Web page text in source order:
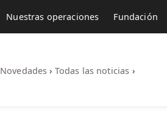
Nuestras operaciones Fundación
Novedades › Todas las noticias ›